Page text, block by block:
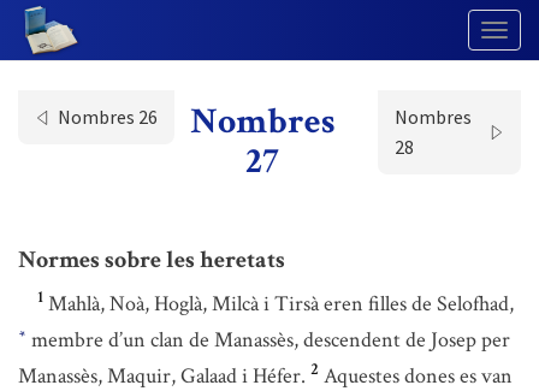
Nombres 26
Nombres
27
Nombres
28
Normes sobre les heretats
1 Mahlà, Noà, Hoglà, Milcà i Tirsà eren filles de Selofhad,
* membre d’un clan de Manassès, descendent de Josep per
Manassès, Maquir, Galaad i Héfer. 2 Aquestes dones es van